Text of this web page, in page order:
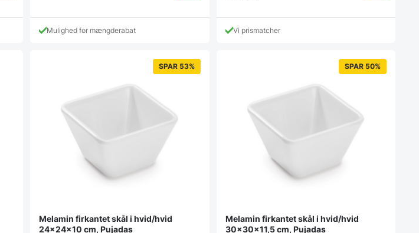
Mulighed for mængderabat Vi prismatcher
SPAR 53%
Melamin firkantet skål i hvid/hvid
24x24x10 cm, Pujadas
SPAR 50%
Melamin firkantet skål i hvid/hvid
30x30x11,5 cm, Pujadas